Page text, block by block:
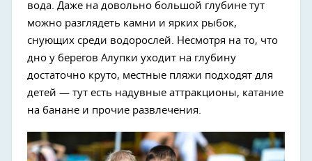
вода. Даже на довольно большой глубине тут
можно разглядеть камни и ярких рыбок,
снующих среди водорослей. Несмотря на то, что
дно у берегов Алупки уходит на глубину
достаточно круто, местные пляжи подходят для
детей — тут есть надувные аттракционы, катание
на банане и прочие развлечения.